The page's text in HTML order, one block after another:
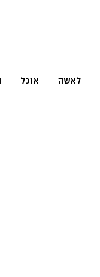
לאשה אוכל